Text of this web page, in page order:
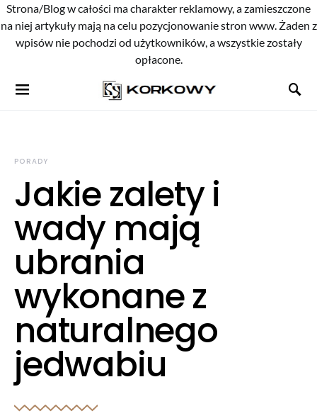
Strona/Blog w całości ma charakter reklamowy, a zamieszczone
na niej artykuły mają na celu pozycjonowanie stron www. Żaden z
wpisów nie pochodzi od użytkowników, a wszystkie zostały
opłacone.
PORADY
Jakie zalety i
wady mają
ubrania
wykonane z
naturalnego
jedwabiu